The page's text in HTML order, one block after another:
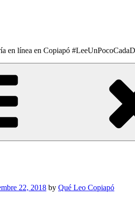
en línea en Copiapó
22, 2018 by Qué Leo Copiapó